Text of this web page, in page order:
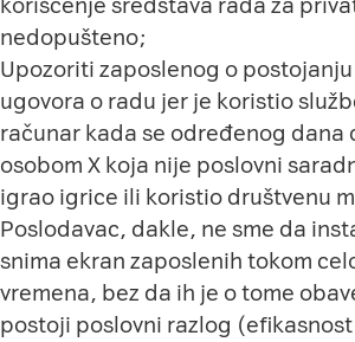
korišćenje sredstava rada za
nedopušteno;
Upozoriti zaposlenog o
ugovora o radu jer je koristio
računar kada se određenog dana
osobom X koja nije poslovni
igrao igrice ili koristio društvenu
Poslodavac, dakle, ne sme da
snima ekran zaposlenih tokom
vremena, bez da ih je o tome
postoji poslovni razlog